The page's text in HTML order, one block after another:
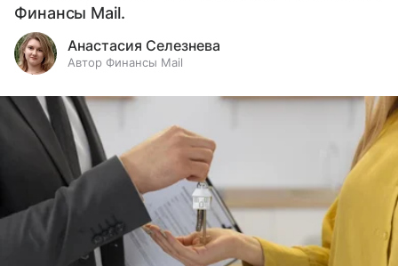
Финансы Mail.
Анастасия Селезнева
Автор Финансы Mail